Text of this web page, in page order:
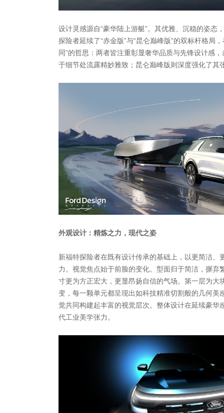
设计灵感源自“豪华陆上游艇”。其优雅、沉稳的姿态
探险者延续了“赤金版”与“昆仑巅峰版”的双标杆格局
同”的哲思：两者皆注重彰显奢华品质与先锋设计感
于细节处流露精妙雅致；昆仑巅峰版则深度强化了其
外观设计：精炼之力，现代之姿
新福特探险者在既有设计传承的基础上，以更简洁、
力。视觉焦点始于前脸的变化。型面归于简洁，摒弃
寸更为方正宏大，更显昂扬自信的气场。第一层为大
变，每一颗单元都呈现出如科技精准切割般的几何美
觉共同构建起丰富的视觉层次。整体设计在延续豪华
代工业美学张力。